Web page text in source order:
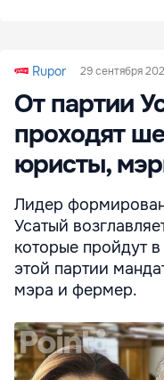
Rupor 29 сентября
От партии
проходят
юристы,
Лидер
Усатый
которые пройдут
этой партии
мэра и фермер.